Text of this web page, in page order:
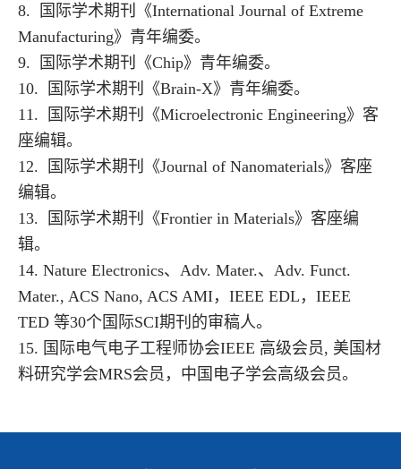
8. 国际学术期刊《International Journal of Extreme
Manufacturing》青年编委。
9. 国际学术期刊《Chip》青年编委。
10. 国际学术期刊《Brain-X》青年编委。
11. 国际学术期刊《Microelectronic Engineering》客
座编辑。
12. 国际学术期刊《Journal of Nanomaterials》客座
编辑。
13. 国际学术期刊《Frontier in Materials》客座编
辑。
14. Nature Electronics、Adv. Mater.、Adv. Funct.
Mater., ACS Nano, ACS AMI，IEEE EDL，IEEE
TED 等30个国际SCI期刊的审稿人。
15. 国际电气电子工程师协会IEEE 高级会员, 美国材
料研究学会MRS会员，中国电子学会高级会员。